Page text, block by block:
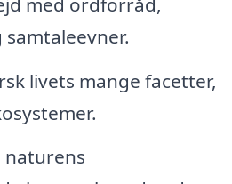
livets mange facetter,
naturens